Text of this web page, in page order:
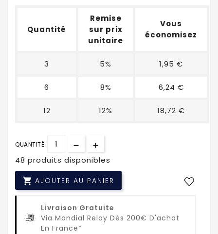
Quantité
Remise
sur prix
unitaire
Vous
économisez
3 5% 1,95 €
6 8% 6,24 €
12 12% 18,72 €
QUANTITÉ
48 produits disponibles
 AJOUTER AU PANIER
Livraison Gratuite
Via Mondial Relay Dès 200€ D'achat
En France*